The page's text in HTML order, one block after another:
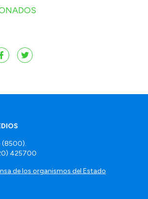
(8500).
425700
de los organismos del Estado